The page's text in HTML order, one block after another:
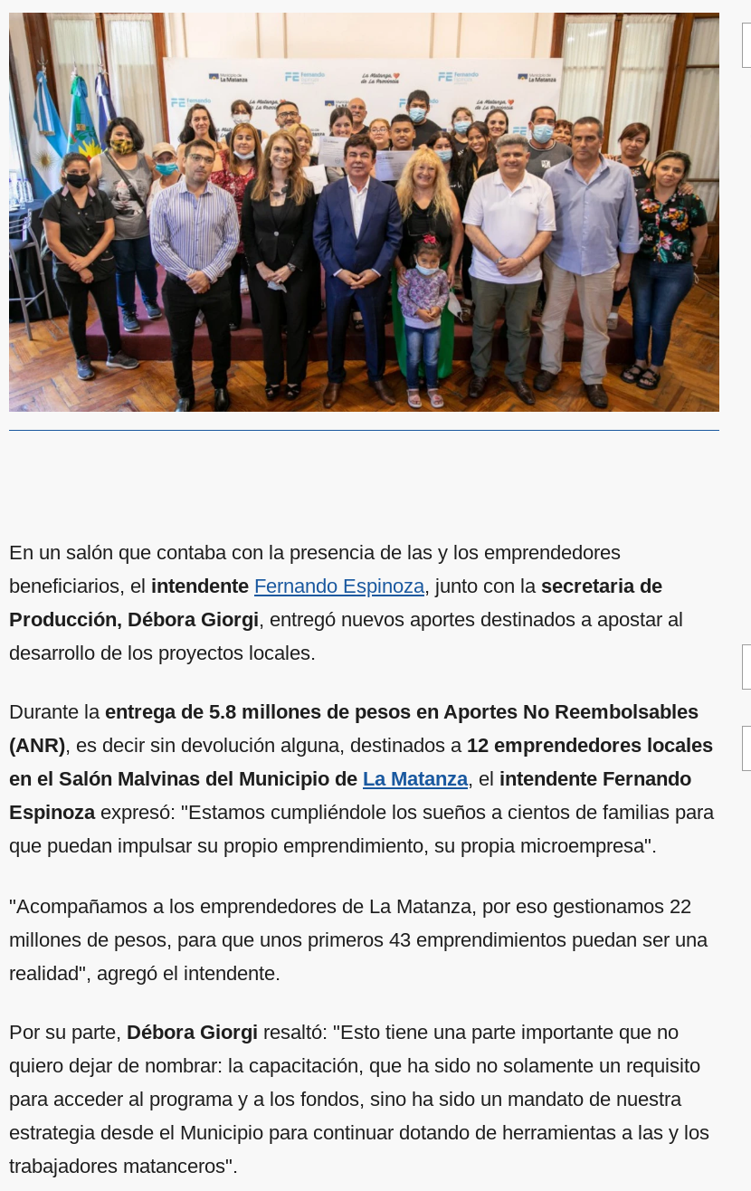
En un salón que contaba con la presencia de las y los emprendedores
beneficiarios, el intendente Fernando Espinoza, junto con la secretaria de
Producción, Débora Giorgi, entregó nuevos aportes destinados a apostar al
desarrollo de los proyectos locales.
Durante la entrega de 5.8 millones de pesos en Aportes No Reembolsables
(ANR), es decir sin devolución alguna, destinados a 12 emprendedores locales
en el Salón Malvinas del Municipio de La Matanza, el intendente Fernando
Espinozaexpresó: "Estamos cumpliéndole los sueños a cientos de familias para
que puedan impulsar su propio emprendimiento, su propia microempresa".
"Acompañamos a los emprendedores de La Matanza, por eso gestionamos 22
millones de pesos, para que unos primeros 43 emprendimientos puedan ser una
realidad", agregó el intendente.
Por su parte, Débora Giorgi resaltó: "Esto tiene una parte importante que no
quiero dejar de nombrar: la capacitación, que ha sido no solamente un requisito
para acceder al programa y a los fondos, sino ha sido un mandato de nuestra
estrategia desde el Municipio para continuar dotando de herramientas a las y los
trabajadores matanceros".